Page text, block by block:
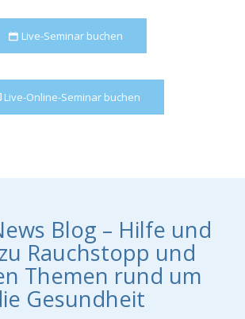
Live-Seminar buchen
Live-Online-Seminar buchen
Blog – Hilfe und
Rauchstopp und
Themen rund um
Gesundheit